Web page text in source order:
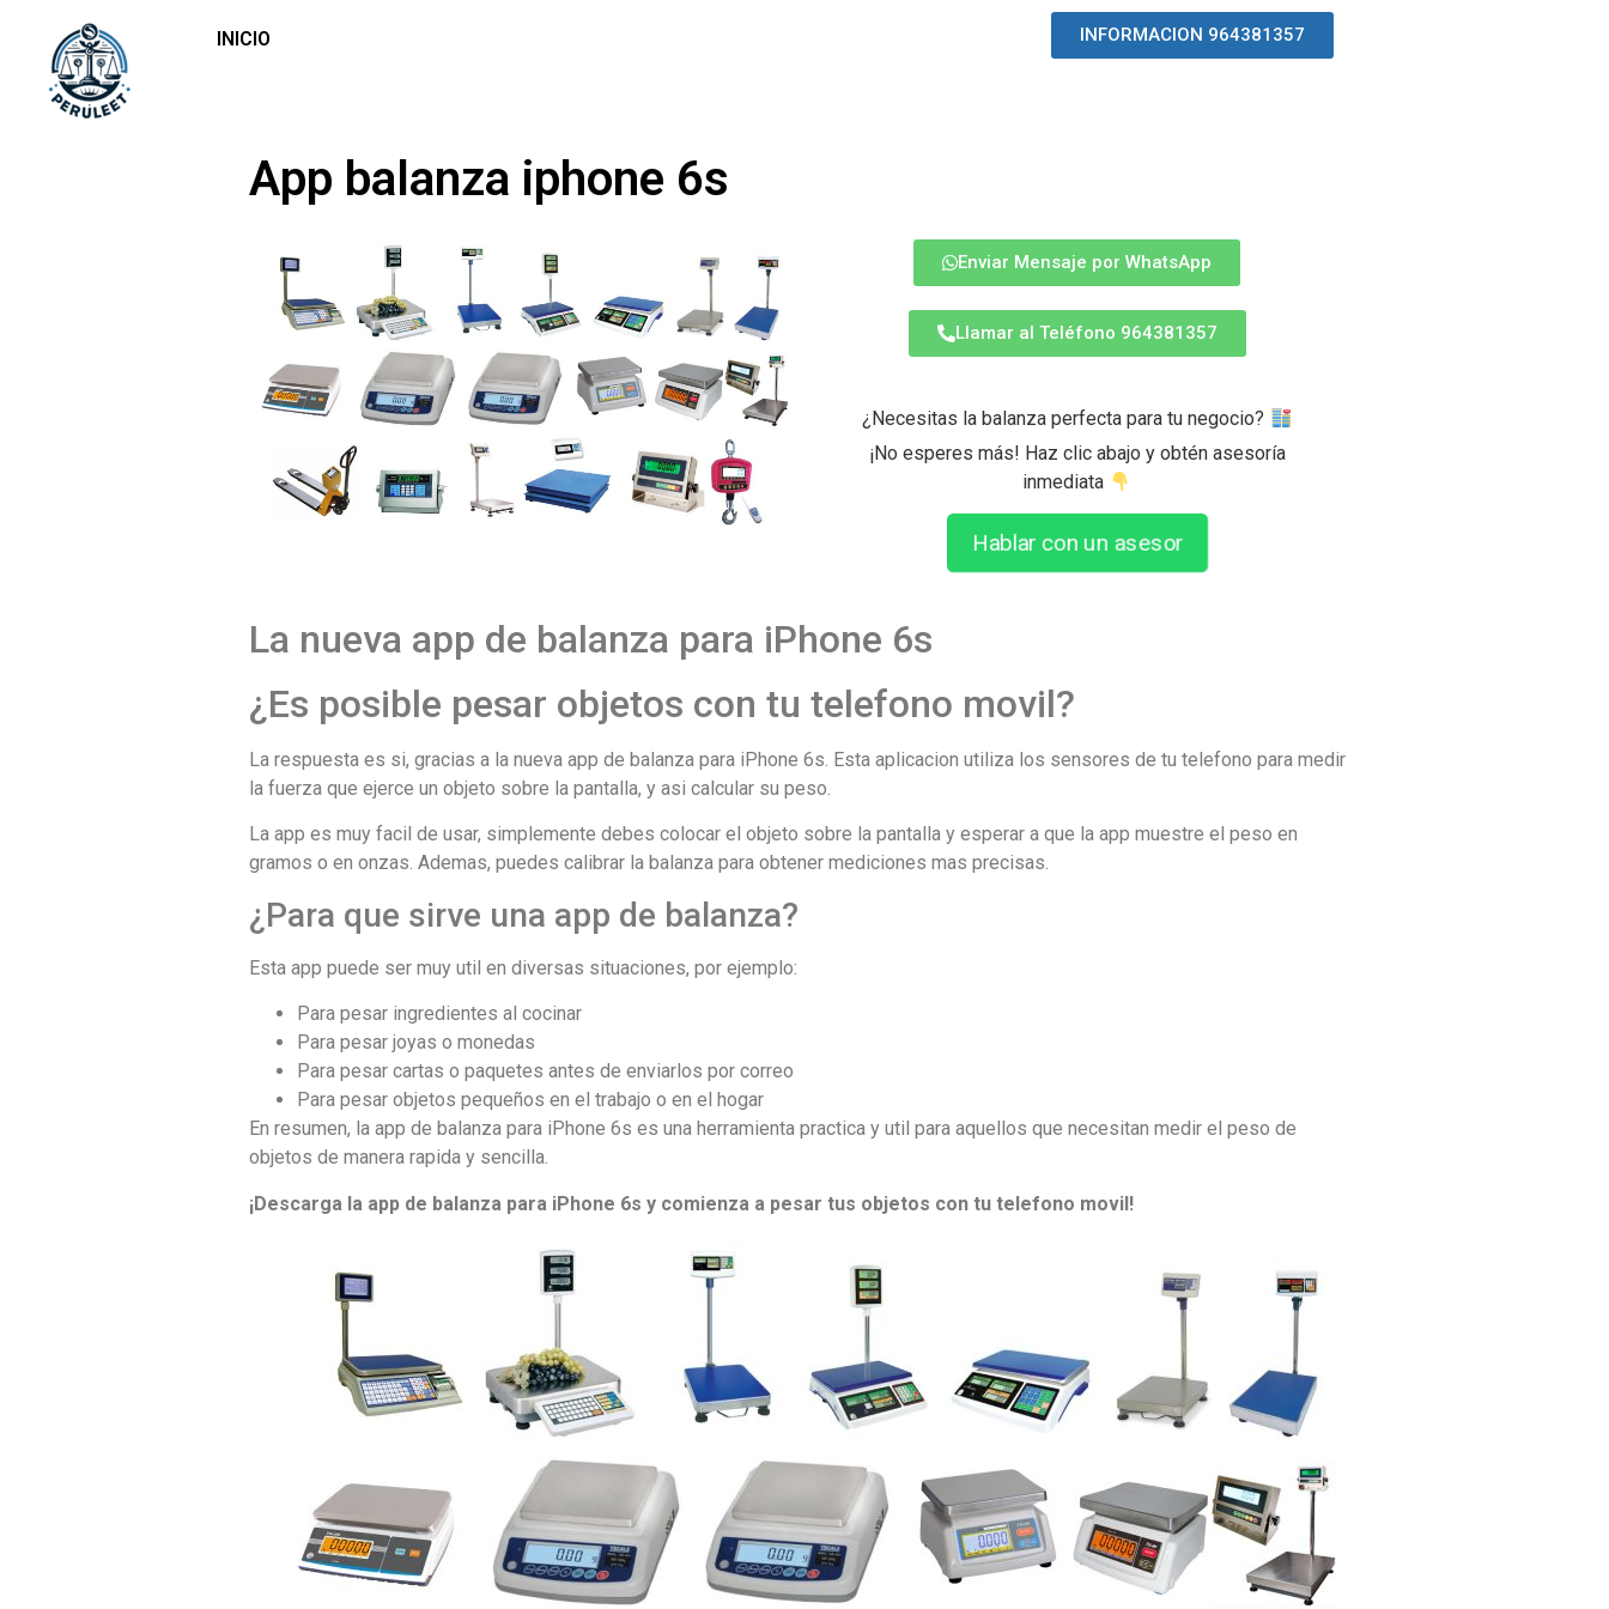
INICIO INFORMACION 964381357
App balanza iphone 6s
Enviar Mensaje por WhatsApp
Llamar al Teléfono 964381357
¿Necesitas la balanza perfecta para tu negocio?
¡No esperes más! Haz clic abajo y obtén asesoría
inmediata
Hablar con un asesor
La nueva app de balanza para iPhone 6s
¿Es posible pesar objetos con tu telefono movil?
La respuesta es si, gracias a la nueva app de balanza para iPhone 6s. Esta aplicacion utiliza los sensores de tu telefono para medir
la fuerza que ejerce un objeto sobre la pantalla, y asi calcular su peso.
La app es muy facil de usar, simplemente debes colocar el objeto sobre la pantalla y esperar a que la app muestre el peso en
gramos o en onzas. Ademas, puedes calibrar la balanza para obtener mediciones mas precisas.
¿Para que sirve una app de balanza?
Esta app puede ser muy util en diversas situaciones, por ejemplo:
Para pesar ingredientes al cocinar
Para pesar joyas o monedas
Para pesar cartas o paquetes antes de enviarlos por correo
Para pesar objetos pequeños en el trabajo o en el hogar
En resumen, la app de balanza para iPhone 6s es una herramienta practica y util para aquellos que necesitan medir el peso de
objetos de manera rapida y sencilla.
¡Descarga la app de balanza para iPhone 6s y comienza a pesar tus objetos con tu telefono movil!